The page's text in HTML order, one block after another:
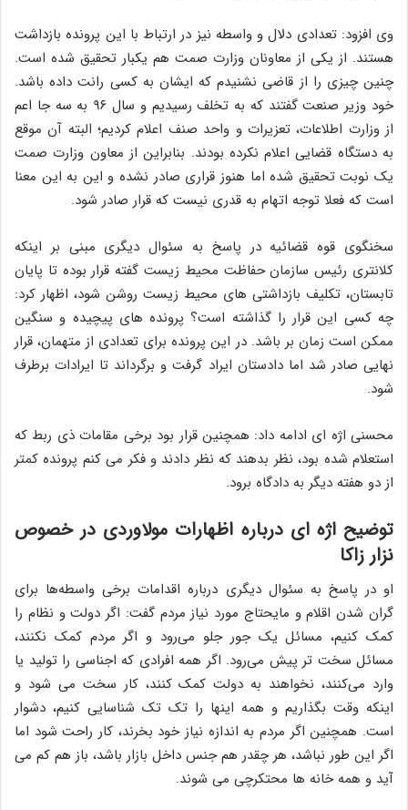
وی افزود: تعدادی دلال و واسطه نیز در ارتباط با این پرونده بازداشت
هستند. از یکی از معاونان وزارت صمت هم یکبار تحقیق شده است.
چنین چیزی را از قاضی نشنیدم که ایشان به کسی رانت داده باشد.
خود وزیر صنعت گفتند که به تخلف رسیدیم و سال ۹۶ به سه جا اعم
از وزارت اطلاعات، تعزیرات و واحد صنف اعلام کردیم؛ البته آن موقع
به دستگاه قضایی اعلام نکرده بودند. بنابراین از معاون وزارت صمت
یک نوبت تحقیق شده اما هنوز قراری صادر نشده و این به این معنا
است که فعلا توجه اتهام به قدری نیست که قرار صادر شود.
سخنگوی قوه قضائیه در پاسخ به سئوال دیگری مبنی بر اینکه
کلانتری رئیس سازمان حفاظت محیط زیست گفته قرار بوده تا پایان
تابستان، تکلیف بازداشتی های محیط زیست روشن شود، اظهار کرد:
چه کسی این قرار را گذاشته است؟ پرونده های پیچیده و سنگین
ممکن است زمان بر باشد. در این پرونده برای تعدادی از متهمان، قرار
نهایی صادر شد اما دادستان ایراد گرفت و برگرداند تا ایرادات برطرف
شود.
محسنی اژه ای ادامه داد: همچنین قرار بود برخی مقامات ذی ربط که
استعلام شده بود، نظر بدهند که نظر دادند و فکر می کنم پرونده کمتر
از دو هفته دیگر به دادگاه برود.
توضیح اژه ای درباره اظهارات مولاوردی در خصوص
نزار زاکا
او در پاسخ به سئوال دیگری درباره اقدامات برخی واسطه‌ها برای
گران شدن اقلام و مایحتاج مورد نیاز مردم گفت: اگر دولت و نظام را
کمک کنیم، مسائل یک جور جلو می‌رود و اگر مردم کمک نکنند،
مسائل سخت تر پیش می‌رود. اگر همه افرادی که اجناسی را تولید یا
وارد می‌کنند، نخواهند به دولت کمک کنند، کار سخت می شود و
اینکه وقت بگذاریم و همه اینها را تک تک شناسایی کنیم، دشوار
است. همچنین اگر مردم به اندازه نیاز خود بخرند، کار راحت شود اما
اگر این طور نباشد، هر چقدر هم جنس داخل بازار باشد، باز هم کم می
آید و همه خانه ها محتکرچی می شوند.